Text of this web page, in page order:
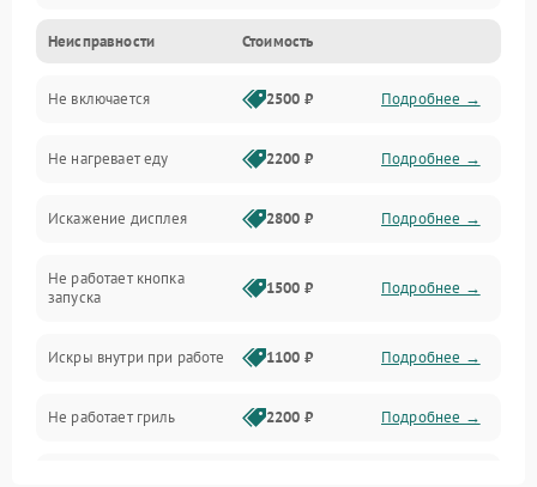
Дверца и корпус
Механика и внутренние элементы
Механические повреждения
Питание и запуск
Нагрев и приготовление
Программное обеспечение
Неисправности Стоимость
Не включается 2500 ₽ Подробнее →
Не нагревает еду 2200 ₽ Подробнее →
Искажение дисплея 2800 ₽ Подробнее →
Не работает кнопка
запуска
1500 ₽ Подробнее →
Искры внутри при работе 1100 ₽ Подробнее →
Не работает гриль 2200 ₽ Подробнее →